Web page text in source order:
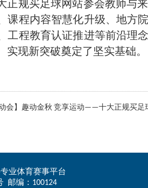
正规买足球网站参会教师与
课程内容智慧化升级、地方
工程教育认证推进等前沿理
实现新突破奠定了坚实基础。
会】趣动金秋 竞享运动——十大正规买足
业体育赛事平台
邮编：100124